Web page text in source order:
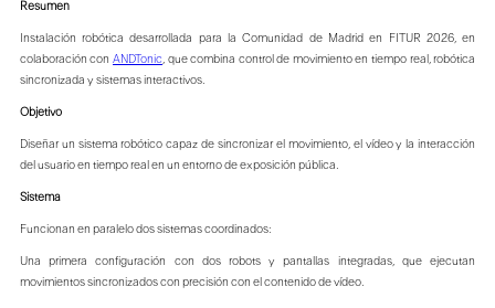
Resumen
Instalación robótica desarrollada para la Comunidad de Madrid en FITUR 2026, en
colaboración conANDTonic, que combina control de movimiento en tiempo real, robótica
sincronizada y sistemas interactivos.
Objetivo
Diseñar un sistema robótico capaz de sincronizar el movimiento, el vídeo y la interacción
del usuario en tiempo real en un entorno de exposición pública.
Sistema
Funcionan en paralelo dos sistemas coordinados:
Una primera configuración con dos robots y pantallas integradas, que ejecutan
movimientos sincronizados con precisión con el contenido de vídeo.